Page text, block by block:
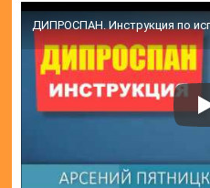
ДИПРОСПАН. Инструкция по